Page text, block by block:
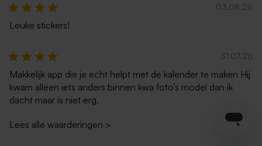
03.08.26
Leuke stickers!
31.07.26
Makkelijk app die je echt helpt met de kalender te maken Hij
kwam alleen iets anders binnen kwa foto’s model dan ik
dacht maar is niet erg.
Lees alle waarderingen >